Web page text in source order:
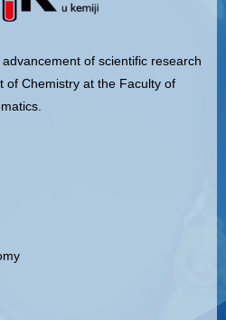
of scientific research
of Chemistry at the Faculty of